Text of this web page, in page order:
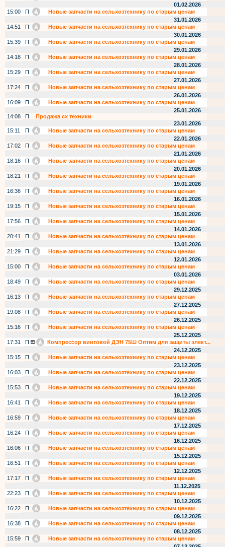
01.02.2026
15:00
П
Новые запчасти на сельхозтехнику по старым ценам
31.01.2026
14:51
П
Новые запчасти на сельхозтехнику по старым ценам
30.01.2026
15:39
П
Новые запчасти на сельхозтехнику по старым ценам
29.01.2026
14:18
П
Новые запчасти на сельхозтехнику по старым ценам
28.01.2026
15:29
П
Новые запчасти на сельхозтехнику по старым ценам
27.01.2026
17:24
П
Новые запчасти на сельхозтехнику по старым ценам
26.01.2026
16:09
П
Новые запчасти на сельхозтехнику по старым ценам
25.01.2026
14:08
П
Продажа сх техники
23.01.2026
15:11
П
Новые запчасти на сельхозтехнику по старым ценам
22.01.2026
17:02
П
Новые запчасти на сельхозтехнику по старым ценам
21.01.2026
18:16
П
Новые запчасти на сельхозтехнику по старым ценам
20.01.2026
18:21
П
Новые запчасти на сельхозтехнику по старым ценам
19.01.2026
16:36
П
Новые запчасти на сельхозтехнику по старым ценам
16.01.2026
19:15
П
Новые запчасти на сельхозтехнику по старым ценам
15.01.2026
17:56
П
Новые запчасти на сельхозтехнику по старым ценам
14.01.2026
20:41
П
Новые запчасти на сельхозтехнику по старым ценам
13.01.2026
21:29
П
Новые запчасти на сельхозтехнику по старым ценам
12.01.2026
15:00
П
Новые запчасти на сельхозтехнику по старым ценам
03.01.2026
18:49
П
Новые запчасти на сельхозтехнику по старым ценам
29.12.2025
16:13
П
Новые запчасти на сельхозтехнику по старым ценам
27.12.2025
19:08
П
Новые запчасти на сельхозтехнику по старым ценам
26.12.2025
15:16
П
Новые запчасти на сельхозтехнику по старым ценам
25.12.2025
17:31
П
Компрессор винтовой ДЭН 75Ш Оптим для защиты элект...
24.12.2025
15:15
П
Новые запчасти на сельхозтехнику по старым ценам
23.12.2025
16:03
П
Новые запчасти на сельхозтехнику по старым ценам
22.12.2025
15:53
П
Новые запчасти на сельхозтехнику по старым ценам
19.12.2025
16:41
П
Новые запчасти на сельхозтехнику по старым ценам
18.12.2025
16:59
П
Новые запчасти на сельхозтехнику по старым ценам
17.12.2025
16:24
П
Новые запчасти на сельхозтехнику по старым ценам
16.12.2025
16:06
П
Новые запчасти на сельхозтехнику по старым ценам
15.12.2025
16:51
П
Новые запчасти на сельхозтехнику по старым ценам
12.12.2025
17:17
П
Новые запчасти на сельхозтехнику по старым ценам
11.12.2025
22:23
П
Новые запчасти на сельхозтехнику по старым ценам
10.12.2025
16:22
П
Новые запчасти на сельхозтехнику по старым ценам
09.12.2025
16:38
П
Новые запчасти на сельхозтехнику по старым ценам
08.12.2025
15:59
П
Новые запчасти на сельхозтехнику по старым ценам